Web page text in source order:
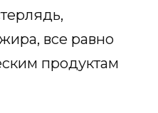
все равно
продуктам